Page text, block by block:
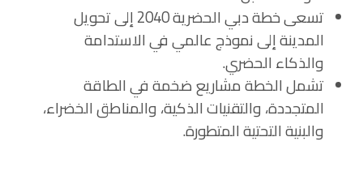
تسعى خطة دبي الحضرية 2040 إلى تحويل
المدينة إلى نموذج عالمي في الاستدامة
والذكاء الحضري.
تشمل الخطة مشاريع ضخمة في الطاقة
المتجددة، والتقنيات الذكية، والمناطق الخضراء،
والبنية التحتية المتطورة.